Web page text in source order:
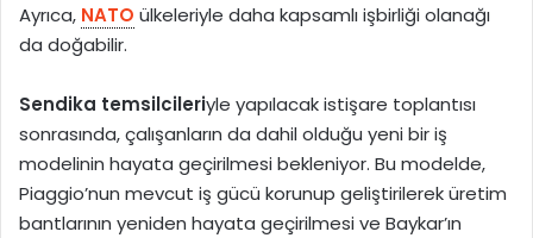
Ayrıca, NATO ülkeleriyle daha kapsamlı işbirliği olanağı
da doğabilir.
Sendika temsilcileriyle yapılacak istişare toplantısı
sonrasında, çalışanların da dahil olduğu yeni bir iş
modelinin hayata geçirilmesi bekleniyor. Bu modelde,
Piaggio’nun mevcut iş gücü korunup geliştirilerek üretim
bantlarının yeniden hayata geçirilmesi ve Baykar’ın